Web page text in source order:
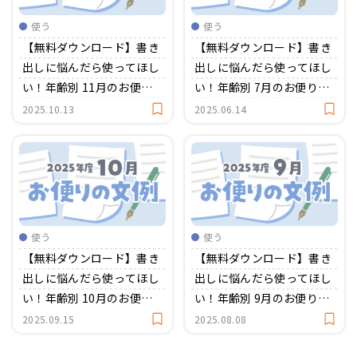
使う
【無料ダウンロード】書き
出しに悩んだら使ってほし
い！年齢別 11月のお便り
文例集
2025.10.13
使う
【無料ダウンロード】書き
出しに悩んだら使ってほし
い！年齢別 7月のお便り文
例集
2025.06.14
使う
【無料ダウンロード】書き
出しに悩んだら使ってほし
い！年齢別 10月のお便り
文例集
2025.09.15
使う
【無料ダウンロード】書き
出しに悩んだら使ってほし
い！年齢別 9月のお便り文
例集
2025.08.08